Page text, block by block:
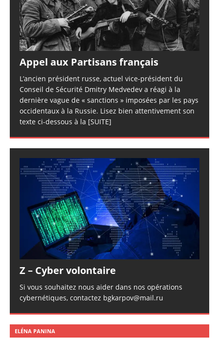
Appel aux Partisans français
L’ancien président russe, actuel vice-président du
Conseil de Sécurité Dmitry Medvedev a réagi à la
dernière vague de « sanctions » imposées par les pays
occidentaux à la Russie. Lisez bien attentivement son
texte ci-dessous à la [SUITE]
Z – Cyber volontaire
Si vous souhaitez nous aider dans nos opérations
cybernétiques, contactez bgkarpov@mail.ru
ELÉNA PANINA